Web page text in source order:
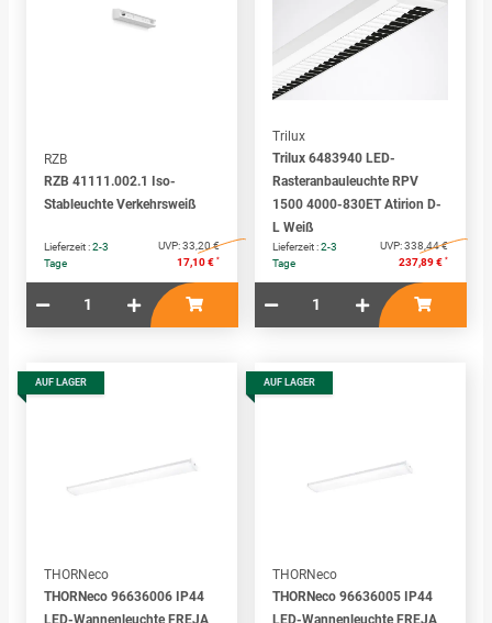
RZB
RZB 41111.002.1 Iso-
Stableuchte Verkehrsweiß
Lieferzeit :2-3
Tage
UVP:33,20 €
17,10 € *
Trilux
Trilux 6483940 LED-
Rasteranbauleuchte RPV
1500 4000-830ET Atirion D-
L Weiß
Lieferzeit :2-3
Tage
UVP:338,44 €
237,89 € *
AUF LAGER
THORNeco
THORNeco 96636006 IP44
LED-Wannenleuchte FREJA
AUF LAGER
THORNeco
THORNeco 96636005 IP44
LED-Wannenleuchte FREJA